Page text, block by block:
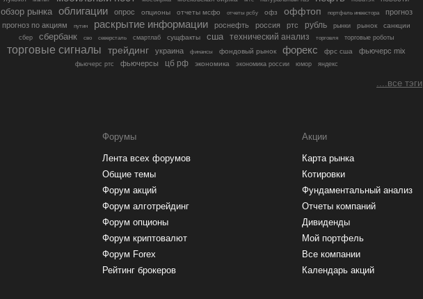
обзор рынка облигации опрос опционы отчеты мсфо отчеты рсбу офз оффтоп портфель инвестора
прогноз
прогноз по акциям
путин раскрытие информации роснефть россия ртс рубль рынки рынок санкции
сбер сбербанк сво северсталь смартлаб сущфакты сша технический анализ торговля торговые роботы
торговые сигналы трейдинг украина финансы фондовый рынок форекс фрс сша фьючерс mix
фьючерс ртс фьючерсы цб рф экономика экономика россии юмор яндекс
....все тэги
Форумы
Лента всех форумов
Общие темы
Форум акций
Форум алготрейдинг
Форум опционы
Форум криптовалют
Форум Forex
Рейтинг брокеров
Акции
Карта рынка
Котировки
Фундаментальный анализ
Отчеты компаний
Дивиденды
Мой портфель
Все компании
Календарь акций